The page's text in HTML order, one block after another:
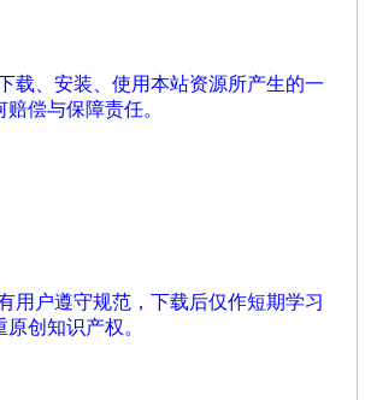
载、安装、使用本站资源所产生的一
偿与保障责任。
用户遵守规范，下载后仅作短期学习
创知识产权。